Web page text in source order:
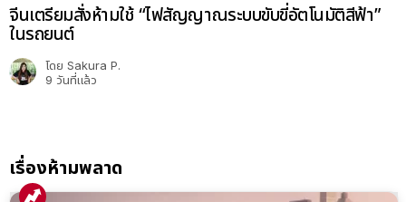
จีนเตรียมสั่งห้ามใช้ “ไฟสัญญาณระบบขับขี่อัตโนมัติสีฟ้า”
ในรถยนต์
โดย Sakura P.
9 วันที่แล้ว
เรื่องห้ามพลาด